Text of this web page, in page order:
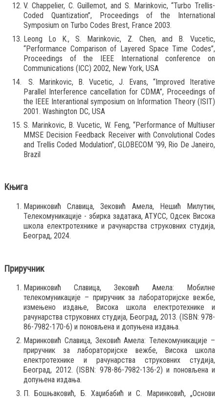
V. Chappelier, C. Guillemot, and S. Marinkovic, “Turbo Trellis-
Coded Quantization”, Proceedings of the International
Symposium on Turbo Codes Brest, France 2003.
Leong Lo K., S. Marinkovic, Z. Chen, and B. Vucetic,
“Performance Comparison of Layered Space Time Codes”,
Proceedings of the IEEE International conference on
Communications (ICC) 2002, New York, USA
S. Marinkovic, B. Vucetic, J. Evans, “Improved Iterative
Parallel Interference cancellation for CDMA”, Proceedings of
the IEEE Interantional symposium on Information Theory (ISIT)
2001. Washington DC, USA
S. Marinkovic, B. Vucetic, W. Feng, “Performance of Multiuser
MMSE Decision Feedback Receiver with Convolutional Codes
and Trellis Coded Modulation”, GLOBECOM ‘99, Rio De Janeiro,
Brazil
Књига
Маринковић Славица, Зековић Амела, Нешић Милутин,
Телекомуникације - збирка задатака, АТУСС, Одсек Висока
школа електротехнике и рачунарства струковних студиjа,
Београд, 2024.
Приручник
Маринковић Славица, Зековић Амела: Мобилне
телекомуникациjе – приручник за лабораториjске вежбе,
измењено издање, Висока школа електротехнике и
рачунарства струковних студиjа, Београд, 2013. (ISBN: 978-
86-7982-170-6) и поновљена и допуњена издања.
Маринковић Славица, Зековић Амела: Телекомуникациjе –
приручник за лабораториjске вежбе, Висока школа
електротехнике и рачунарства струковних студиjа,
Београд, 2012. (ISBN: 978-86-7982-136-2) и поновљена и
допуњена издања.
П. Бошњаковић, Б. Хаџибабић и С. Маринковић, „Основи